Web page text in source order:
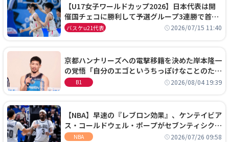
【U17女子ワールドカップ2026】日本代表は開
催国チェコに勝利して予選グループ3連勝で首位
通過！準々決勝の相手はエジプトに決定
バスケu21代表 2026/07/15 11:40
京都ハンナリーズへの電撃移籍を決めた岸本隆一
の覚悟「自分のエゴというちっぽけなことのため
に、京都に来たわけではない」
B1 2026/08/04 19:39
【NBA】早速の『レブロン効果』、ケンテイビア
ス・コールドウェル・ポープがセブンティシクサ
ーズに1年契約で加入
NBA 2026/07/26 09:58